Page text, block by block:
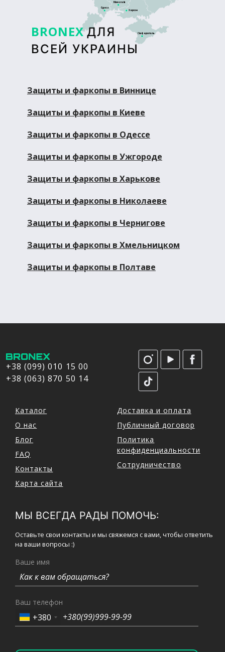
BRONEX ДЛЯ
ВСЕЙ УКРАИНЫ
Сімферополь
Херсон
Миколаїв
Одеса
Защиты и фаркопы в Виннице
Защиты и фаркопы в Киеве
Защиты и фаркопы в Одессе
Защиты и фаркопы в Ужгороде
Защиты и фаркопы в Харькове
Защиты и фаркопы в Николаеве
Защиты и фаркопы в Чернигове
Защиты и фаркопы в Хмельницком
Защиты и фаркопы в Полтаве
+38 (099) 010 15 00
+38 (063) 870 50 14
Каталог
О нас
Блог
FAQ
Контакты
Карта сайта
Доставка и оплата
Публичный договор
Политика
конфиденциальности
Сотрудничество
МЫ ВСЕГДА РАДЫ ПОМОЧЬ:
Оставьте свои контакты и мы свяжемся с вами, чтобы ответить
на ваши вопросы :)
Ваше имя
Ваш телефон
+380